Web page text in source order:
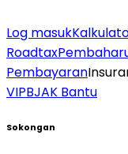
Log masuk
Roadtax
Pembayaran
VIPBJAK Bantu
Sokongan